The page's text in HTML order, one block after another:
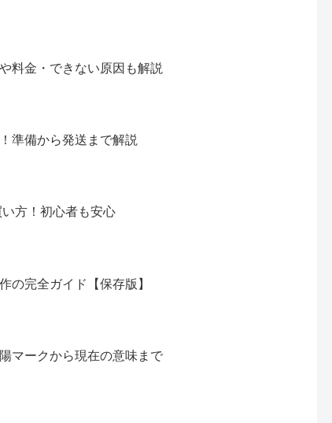
料金・できない原因も解説
準備から発送まで解説
方！初心者も安心
の完全ガイド【保存版】
マークから現在の意味まで